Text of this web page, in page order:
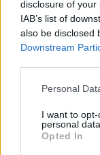
disclosure of
IAB’s list of
also be disclosed
Downstream
Personal
I want to
personal data.
Opted In
Staran
1